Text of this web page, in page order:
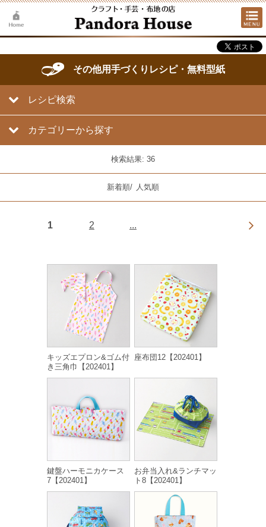
その他用手づくりレシピ・無料型紙
レシピ検索
カテゴリーから探す
検索結果: 36
新着順/ 人気順
1 2 ...
キッズエプロン&ゴム付
き三角巾【202401】
座布団12【202401】
鍵盤ハーモニカケース
7【202401】
お弁当入れ&ランチマッ
ト8【202401】